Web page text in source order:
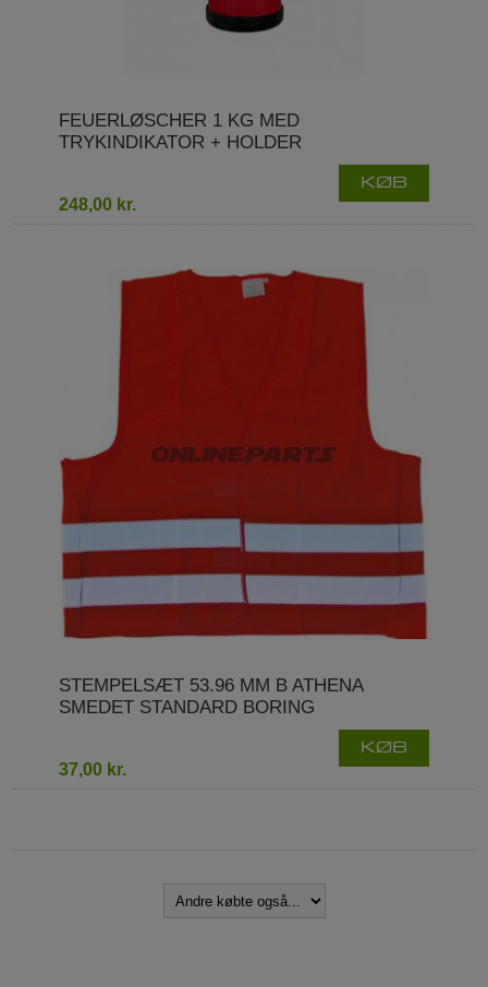
FEUERLØSCHER 1 KG MED
TRYKINDIKATOR + HOLDER
248,00 kr.
KØB
STEMPELSÆT 53.96 MM B ATHENA
SMEDET STANDARD BORING
37,00 kr.
KØB